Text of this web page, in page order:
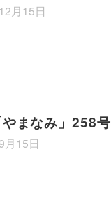
月15日
まなみ」258号
月15日